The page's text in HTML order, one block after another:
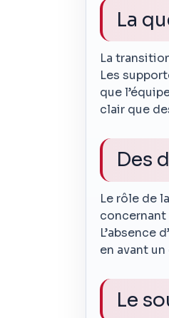
La
La
Les
que
clair que
Des
Le rôle de
L’absence
en avant
Le